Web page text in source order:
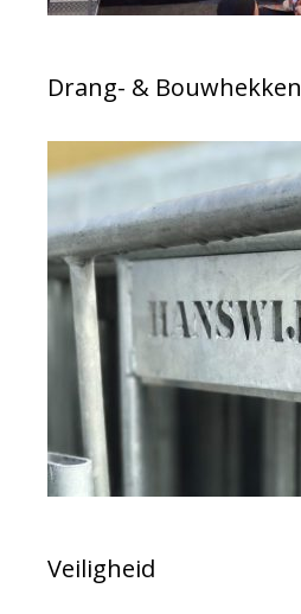
Drang- & Bouwhekken
Veiligheid